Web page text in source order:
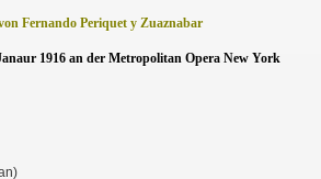
Fernando Periquet y Zuaznabar
1916 an der Metropolitan Opera New York